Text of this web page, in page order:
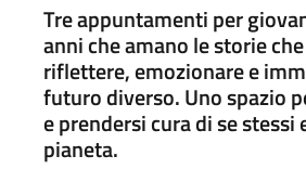
Tre appuntamenti per
anni che amano le storie
riflettere, emozionare e
futuro diverso. Uno spazio
e prendersi cura di se stessi
pianeta.